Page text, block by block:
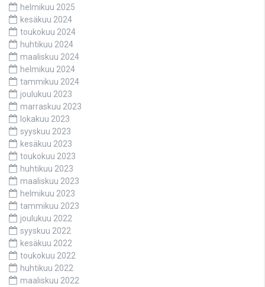
helmikuu 2025
kesäkuu 2024
toukokuu 2024
huhtikuu 2024
maaliskuu 2024
helmikuu 2024
tammikuu 2024
joulukuu 2023
marraskuu 2023
lokakuu 2023
syyskuu 2023
kesäkuu 2023
toukokuu 2023
huhtikuu 2023
maaliskuu 2023
helmikuu 2023
tammikuu 2023
joulukuu 2022
syyskuu 2022
kesäkuu 2022
toukokuu 2022
huhtikuu 2022
maaliskuu 2022